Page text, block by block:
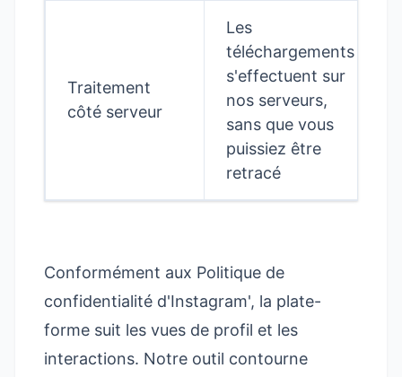
Traitement
côté serveur
Les
téléchargements
s'effectuent sur
nos serveurs,
sans que vous
puissiez être
retracé
Conformément aux Politique de
confidentialité d'Instagram', la plate-
forme suit les vues de profil et les
interactions. Notre outil contourne